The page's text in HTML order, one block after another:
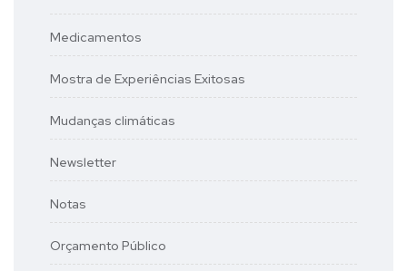
Medicamentos
Mostra de Experiências Exitosas
Mudanças climáticas
Newsletter
Notas
Orçamento Público